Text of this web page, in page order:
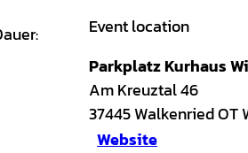
Event location
Parkplatz Kurhaus
Am Kreuztal 46
37445Walkenried OT
Website